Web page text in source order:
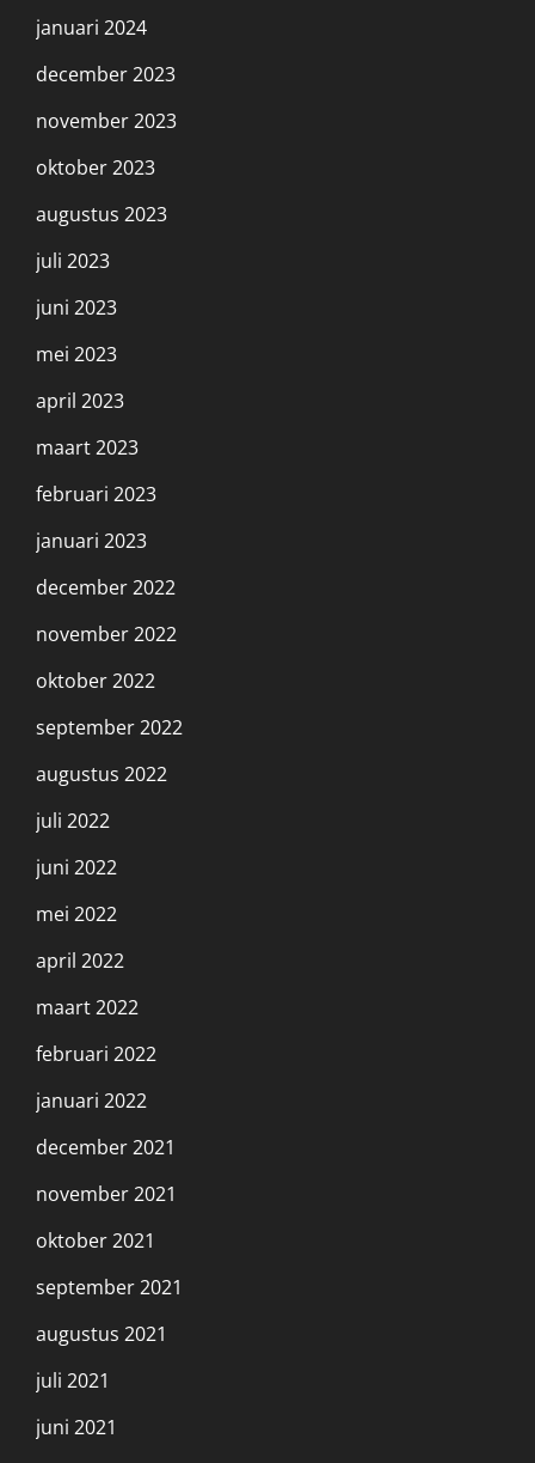
januari 2024
december 2023
november 2023
oktober 2023
augustus 2023
juli 2023
juni 2023
mei 2023
april 2023
maart 2023
februari 2023
januari 2023
december 2022
november 2022
oktober 2022
september 2022
augustus 2022
juli 2022
juni 2022
mei 2022
april 2022
maart 2022
februari 2022
januari 2022
december 2021
november 2021
oktober 2021
september 2021
augustus 2021
juli 2021
juni 2021